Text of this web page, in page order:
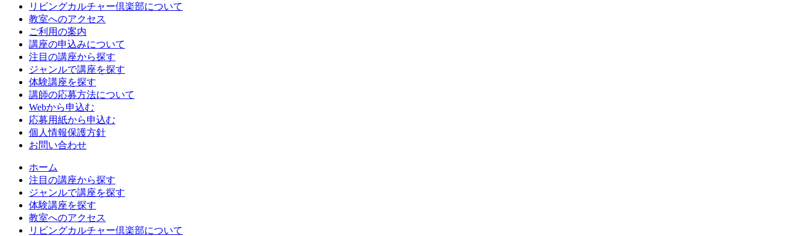
リビングカルチャー倶楽部について
教室へのアクセス
ご利用の案内
講座の申込みについて
注目の講座から探す
ジャンルで講座を探す
体験講座を探す
講師の応募方法について
Webから申込む
応募用紙から申込む
個人情報保護方針
お問い合わせ
ホーム
注目の講座から探す
ジャンルで講座を探す
体験講座を探す
教室へのアクセス
リビングカルチャー倶楽部について